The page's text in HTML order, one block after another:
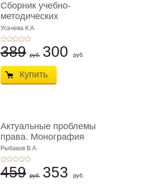
Сборник учебно-
методических
материалов по кур ...
Усачева К.А.
389 руб. 300 руб.
Купить
Актуальные проблемы
права. Монография
Рыбаков В.А.
459 руб. 353 руб.